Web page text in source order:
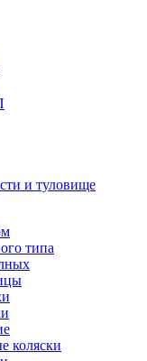
и туловище
типа
коляски